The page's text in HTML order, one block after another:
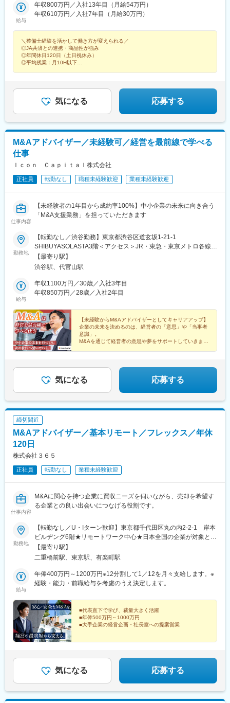
島根、香川、愛媛、徳島九州・沖縄：福岡、大分、長崎、熊本、
宮崎、鹿児島、沖縄※全国各地の損害サービス拠点への転勤の可能
リモート勤務も相談可能です※受動喫煙対策：屋内全面禁煙
宇都宮駅、京成千葉駅、水戸駅、つくば駅、倉賀野駅、新潟駅、
市役所前駅(長野県)、北松本駅、甲府駅、不二越駅、北鉄金沢駅、
九条駅(京都府)、田中口駅、市役所前駅(広島県)、新山口駅、岡山
駅、松江しんじ湖温泉駅、勝山町駅、瓦町駅、徳島駅、赤坂駅(福
岡県)、平和通駅、西鉄久留米駅、水道町駅、大分駅、出島駅、都
通駅、宮崎駅、壺川駅、札幌駅、新川町駅(北海道)、広瀬通駅、新
知県)、岐阜駅、近鉄四日市駅、北浜駅(大阪府)、花隈駅、京都
駅、和歌山駅、鷹野橋駅、岡山駅前駅、大街道駅、栗林駅、西鉄
福岡駅、旦過駅、通町筋駅、大波止駅、鹿児島中央駅前駅、奥武
電前駅、西川緑道公園駅、警察署前駅、栗林公園北口駅、天神
中央駅
給与
年収800万円／入社13年目（月給54万円）
年収610万円／入社7年目（月給30万円）
＼整備士経験を活かして働き方が変えられる／
◎JA共済との連携・商品性が強み
◎年間休日120日（土日祝休み）
◎平均残業：月10H以下
気になる 応募する
M&Aアドバイザー／未経験可／経営を最前線で学べる
仕事
Ｉｃｏｎ Ｃａｐｉｔａｌ株式会社
正社員 転勤なし 職種未経験歓迎 業種未経験歓迎
仕事内容
【未経験者の1年目から成約率100%】中小企業の未来に向き合う
「M&A支援業務」を担っていただきます
勤務地
【転勤なし／渋谷勤務】東京都渋谷区道玄坂1-21-1
SHIBUYASOLASTA3階＜アクセス＞JR・東急・東京メトロ各線
「渋谷」駅より徒歩6分「渋谷マークシティ」より徒歩2分※受動
喫煙対策：屋内喫煙可能場所あり
【最寄り駅】
渋谷駅、代官山駅
給与
年収1100万円／30歳／入社3年目
年収850万円／28歳／入社2年目
【未経験からM&Aアドバイザーとしてキャリアアップ】
企業の未来を決めるのは、経営者の「意思」や「当事者
意識」。
M&Aを通じて経営者の意思や夢をサポートしていきませ
気になる 応募する
締切間近
M&Aアドバイザー／基本リモート／フレックス／年休
120日
株式会社３６５
正社員 転勤なし 業種未経験歓迎
仕事内容
M&Aに関心を持つ企業に買収ニーズを伺いながら、売却を希望す
る企業との良い出会いにつなげる役割です。
勤務地
【転勤なし／U・Iターン歓迎】東京都千代田区丸の内2-2-1 岸本
ビルヂング6階★リモートワーク中心★日本全国の企業が対象とな
るため、直行直帰も可能です。★都内複数拠点のシェアオフィス
を利用可能。訪問前後の時間調整や、来客対応にも活用できま
対応します。※受動喫煙対策あり
【最寄り駅】
二重橋前駅、東京駅、有楽町駅
給与
年俸400万円～1200万円※12分割して1／12を月々支給します。※
経験・能力・前職給与を考慮のうえ決定します。
■代表直下で学び、裁量大きく活躍
■年俸500万円～1000万円
■大手企業の経営企画・社長室への提案営業
気になる 応募する